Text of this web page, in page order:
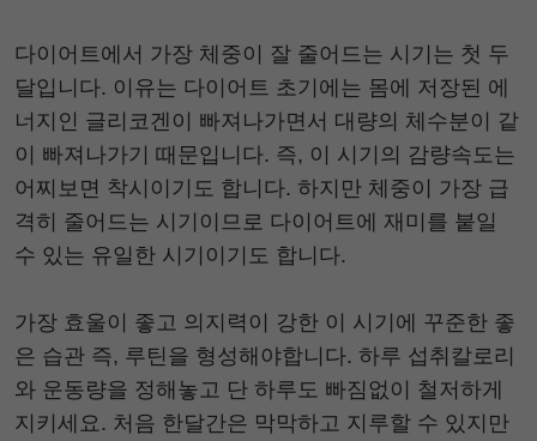
다이어트에서 가장 체중이 잘 줄어드는 시기는 첫 두
달입니다. 이유는 다이어트 초기에는 몸에 저장된 에
너지인 글리코겐이 빠져나가면서 대량의 체수분이 같
이 빠져나가기 때문입니다. 즉, 이 시기의 감량속도는
어찌보면 착시이기도 합니다. 하지만 체중이 가장 급
격히 줄어드는 시기이므로 다이어트에 재미를 붙일
수 있는 유일한 시기이기도 합니다.
가장 효울이 좋고 의지력이 강한 이 시기에 꾸준한 좋
은 습관 즉, 루틴을 형성해야합니다. 하루 섭취칼로리
와 운동량을 정해놓고 단 하루도 빠짐없이 철저하게
지키세요. 처음 한달간은 막막하고 지루할 수 있지만